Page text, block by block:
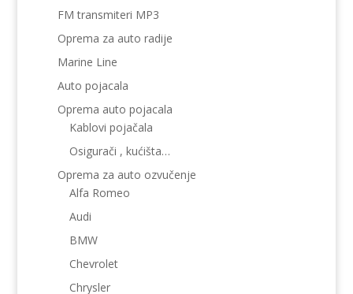
FM transmiteri MP3
Oprema za auto radije
Marine Line
Auto pojacala
Oprema auto pojacala
Kablovi pojačala
Osigurači , kućišta…
Oprema za auto ozvučenje
Alfa Romeo
Audi
BMW
Chevrolet
Chrysler